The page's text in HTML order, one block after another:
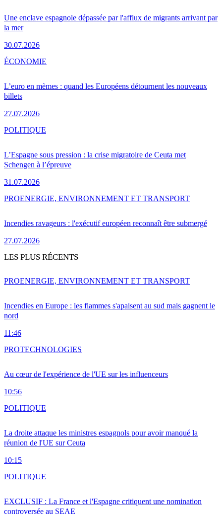
Une enclave espagnole dépassée par l'afflux de migrants arrivant par
la mer
30.07.2026
L’euro en mèmes : quand les Européens détournent les nouveaux
billets
27.07.2026
ÉCONOMIE
L’Espagne sous pression : la crise migratoire de Ceuta met
Schengen à l’épreuve
31.07.2026
POLITIQUE
Incendies ravageurs : l'exécutif européen reconnaît être submergé
27.07.2026
PROENERGIE, ENVIRONNEMENT ET TRANSPORT
LES PLUS RÉCENTS
Incendies en Europe : les flammes s'apaisent au sud mais gagnent le
nord
11:46
PROENERGIE, ENVIRONNEMENT ET TRANSPORT
Au cœur de l'expérience de l'UE sur les influenceurs
10:56
PROTECHNOLOGIES
La droite attaque les ministres espagnols pour avoir manqué la
réunion de l'UE sur Ceuta
10:15
POLITIQUE
EXCLUSIF : La France et l'Espagne critiquent une nomination
controversée au SEAE
POLITIQUE